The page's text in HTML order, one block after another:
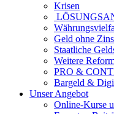
Krisen
Geld ohne
Staatliche
Weitere
PRO &
Bargeld &
Unser Angebot
Online-Kurse